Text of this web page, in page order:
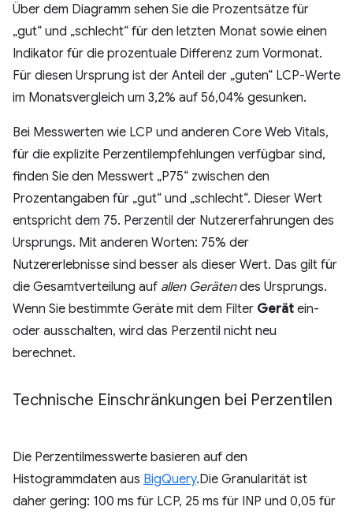
Über dem Diagramm sehen Sie die Prozentsätze für
„gut“ und „schlecht“ für den letzten Monat sowie einen
Indikator für die prozentuale Differenz zum Vormonat.
Für diesen Ursprung ist der Anteil der „guten“ LCP-Werte
im Monatsvergleich um 3,2% auf 56,04% gesunken.
Bei Messwerten wie LCP und anderen Core Web Vitals,
für die explizite Perzentilempfehlungen verfügbar sind,
finden Sie den Messwert „P75“ zwischen den
Prozentangaben für „gut“ und „schlecht“. Dieser Wert
entspricht dem 75. Perzentil der Nutzererfahrungen des
Ursprungs. Mit anderen Worten: 75% der
Nutzererlebnisse sind besser als dieser Wert. Das gilt für
die Gesamtverteilung auf allen Gerätendes Ursprungs.
Wenn Sie bestimmte Geräte mit dem Filter Gerät ein-
oder ausschalten, wird das Perzentil nicht neu
berechnet.
Technische Einschränkungen bei Perzentilen
Die Perzentilmesswerte basieren auf den
Histogrammdaten aus BigQuery.Die Granularität ist
daher gering: 100 ms für LCP, 25 ms für INP und 0,05 für